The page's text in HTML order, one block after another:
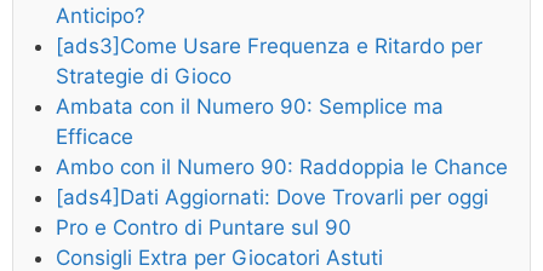
Anticipo?
[ads3]Come Usare Frequenza e Ritardo per
Strategie di Gioco
Ambata con il Numero 90: Semplice ma
Efficace
Ambo con il Numero 90: Raddoppia le Chance
[ads4]Dati Aggiornati: Dove Trovarli per oggi
Pro e Contro di Puntare sul 90
Consigli Extra per Giocatori Astuti